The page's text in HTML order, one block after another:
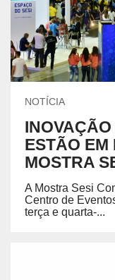
NOTÍCIA
ESTÃO EM
MOSTRA
A Mostra Sesi
Centro de
terça e quarta-...